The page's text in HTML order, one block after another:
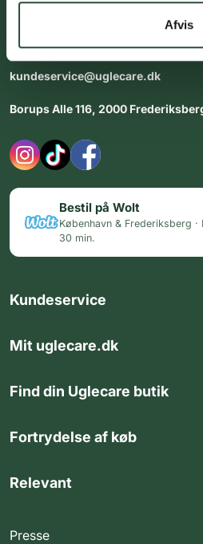
Afvis
Åbningstider i butikken:
kundeservice@uglecare.dk
Borups Alle 116, 2000
Bestil på Wolt
København & Frederiksberg ·
30 min.
Kundeservice
Mit uglecare.dk
Find din Uglecare butik
Fortrydelse af køb
Relevant
Presse